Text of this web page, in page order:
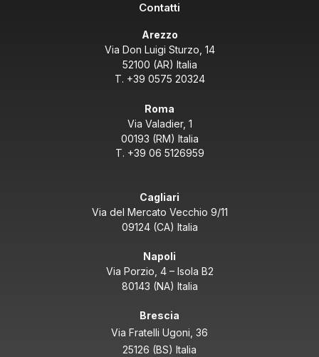
Contatti
Arezzo
Via Don Luigi Sturzo, 14
52100 (AR) Italia
T. +39 0575 20324
Roma
Via Valadier, 1
00193 (RM) Italia
T. +39 06 5126959
Cagliari
Via del Mercato Vecchio 9/11
09124 (CA) Italia
Napoli
Via Porzio, 4 – Isola B2
80143 (NA) Italia
Brescia
Via Fratelli Ugoni, 36
25126 (BS) Italia